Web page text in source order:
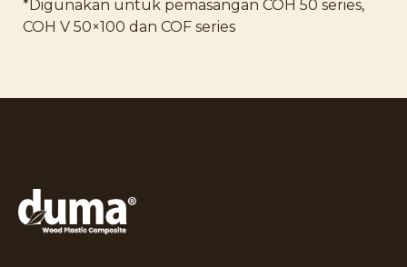
*Digunakan untuk pemasangan COH 50 series,
COH V 50×100 dan COF series